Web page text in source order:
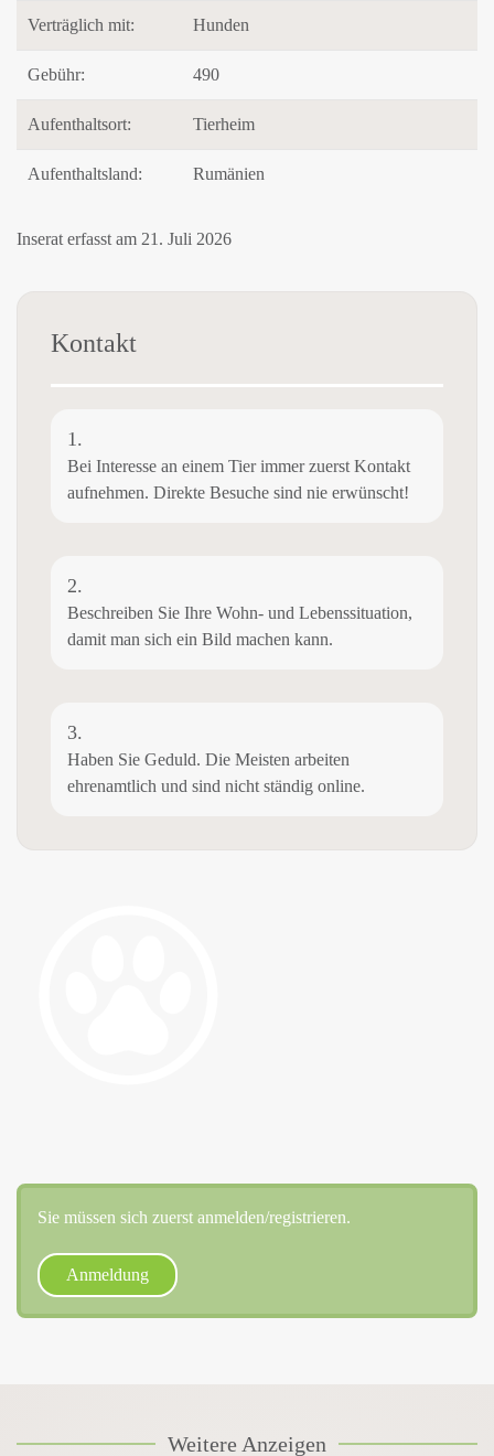
Verträglich mit: Hunden
Gebühr: 490
Aufenthaltsort: Tierheim
Aufenthaltsland: Rumänien
Inserat erfasst am 21. Juli 2026
Kontakt
1.
Bei Interesse an einem Tier immer zuerst Kontakt
aufnehmen. Direkte Besuche sind nie erwünscht!
2.
Beschreiben Sie Ihre Wohn- und Lebenssituation,
damit man sich ein Bild machen kann.
3.
Haben Sie Geduld. Die Meisten arbeiten
ehrenamtlich und sind nicht ständig online.
Sie müssen sich zuerst anmelden/registrieren.
Anmeldung
Weitere Anzeigen